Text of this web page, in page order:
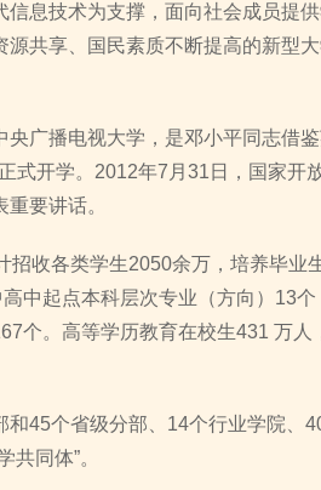
信息技术为支撑，面向社会成员提
源共享、国民素质不断提高的新型
央广播电视大学，是邓小平同志借
式开学。2012年7月31日，国家开
要讲话。
招收各类学生2050余万，培养毕业
高中起点本科层次专业（方向）13
个。高等学历教育在校生431 万
和45个省级分部、14个行业学院、
共同体”。